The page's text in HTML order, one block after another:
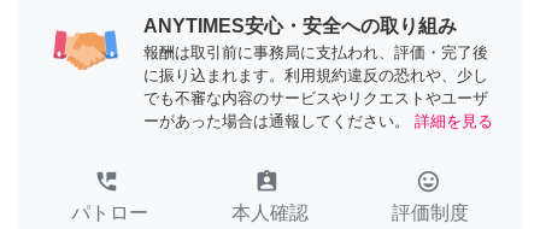
ANYTIMES安心・安全への取り組み
報酬は取引前に事務局に支払われ、評価・完了後
に振り込まれます。利用規約違反の恐れや、少し
でも不審な内容のサービスやリクエストやユーザ
ーがあった場合は通報してください。
詳細を見る
perm_phone_msg
パトロー
assignment_ind
本人確認
tag_faces
評価制度